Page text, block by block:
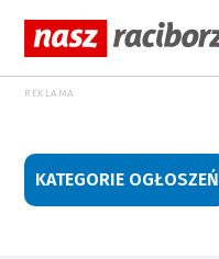
REKLAMA
KATEGORIE OGŁOSZEŃ